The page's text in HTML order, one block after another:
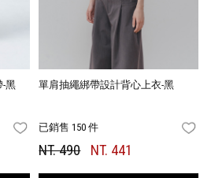
-黑
FAVORITES
單肩抽繩綁帶設計背心上衣-黑
已銷售 150 件
NT. 490 NT. 441